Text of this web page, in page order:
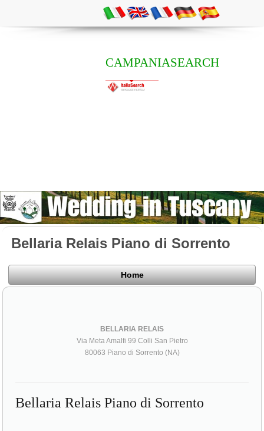
CAMPANIASEARCH
Bellaria Relais Piano di Sorrento
Home
BELLARIA RELAIS
Via Meta Amalfi 99 Colli San Pietro
80063 Piano di Sorrento (NA)
Bellaria Relais Piano di Sorrento